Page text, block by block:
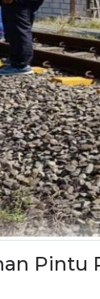
Pintu